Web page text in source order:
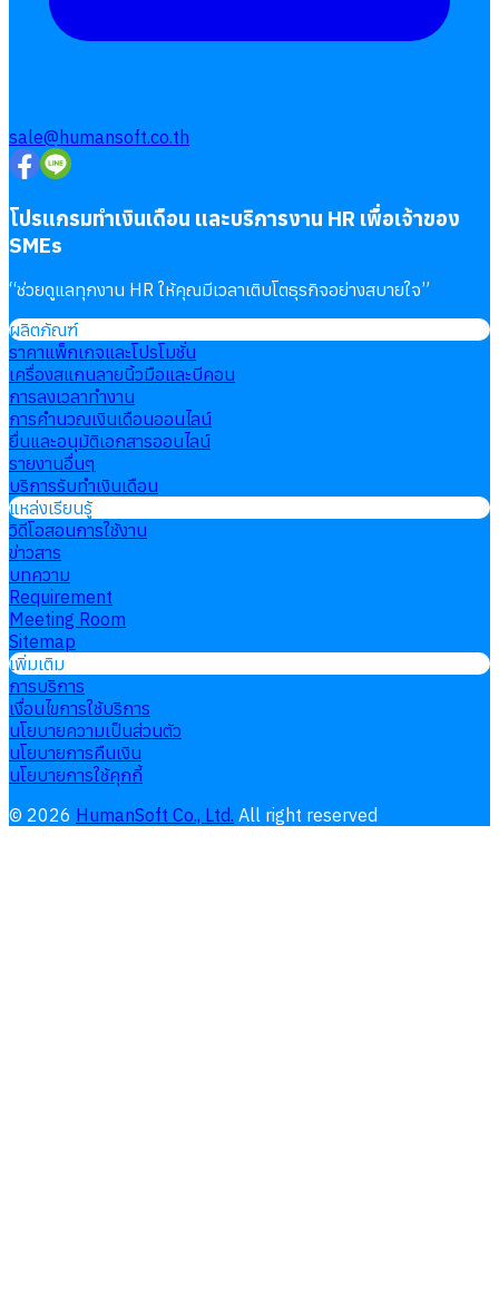
sale@humansoft.co.th
โปรแกรมทำเงินเดือน และบริการงาน HR เพื่อเจ้าของ
SMEs
“ช่วยดูแลทุกงาน HR ให้คุณมีเวลาเติบโตธุรกิจอย่างสบายใจ”
ผลิตภัณฑ์
ราคาแพ็กเกจและโปรโมชั่น
เครื่องสแกนลายนิ้วมือและบีคอน
การลงเวลาทำงาน
การคำนวณเงินเดือนออนไลน์
ยื่นและอนุมัติเอกสารออนไลน์
รายงานอื่นๆ
บริการรับทำเงินเดือน
แหล่งเรียนรู้
วิดีโอสอนการใช้งาน
ข่าวสาร
บทความ
Requirement
Meeting Room
Sitemap
เพิ่มเติม
การบริการ
เงื่อนไขการใช้บริการ
นโยบายความเป็นส่วนตัว
นโยบายการคืนเงิน
นโยบายการใช้คุกกี้
© 2026 HumanSoft Co., Ltd. All right reserved